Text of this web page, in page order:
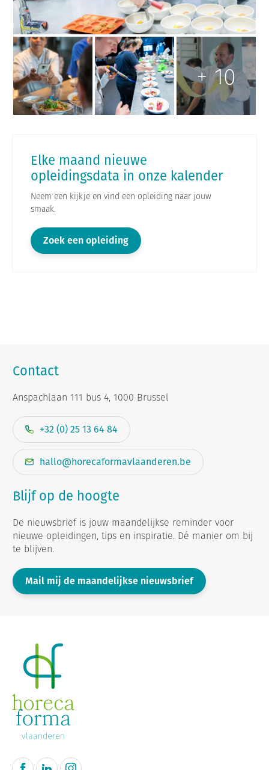
+10
Elke maand nieuwe
opleidingsdata in onze kalender
Neem een kijkje en vind een opleiding naar jouw
smaak.
Zoek een opleiding
Contact
Anspachlaan 111 bus 4, 1000 Brussel
+32 (0) 25 13 64 84
hallo@horecaformavlaanderen.be
Blijf op de hoogte
De nieuwsbrief is jouw maandelijkse reminder voor
nieuwe opleidingen, tips en inspiratie. Dé manier om bij
te blijven.
Mail mij de maandelijkse nieuwsbrief